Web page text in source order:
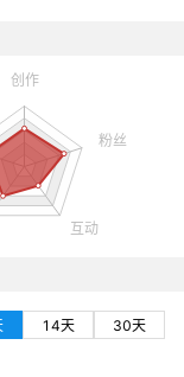
14天 30天